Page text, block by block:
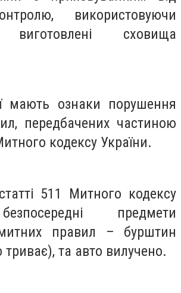
використовуючи
виготовлені сховища
мають ознаки порушення
передбачених частиною
кодексу України.
511 Митного кодексу
предмети
правил – бурштин
триває), та авто вилучено.